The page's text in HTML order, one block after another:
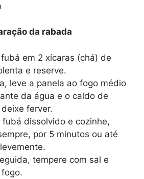
da rabada
em 2 xícaras (chá) de
e reserve.
leve a panela ao fogo médio
da água e o caldo de
ferver.
fubá dissolvido e cozinhe,
por 5 minutos ou até
tempere com sal e